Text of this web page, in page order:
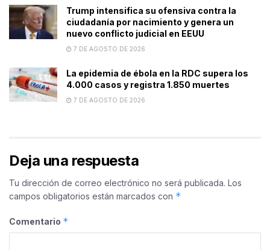
Trump intensifica su ofensiva contra la
ciudadanía por nacimiento y genera un
nuevo conflicto judicial en EEUU
7 DE AGOSTO DE 2026
La epidemia de ébola en la RDC supera los
4.000 casos y registra 1.850 muertes
7 DE AGOSTO DE 2026
Deja una respuesta
Tu dirección de correo electrónico no será publicada. Los
campos obligatorios están marcados con *
Comentario *